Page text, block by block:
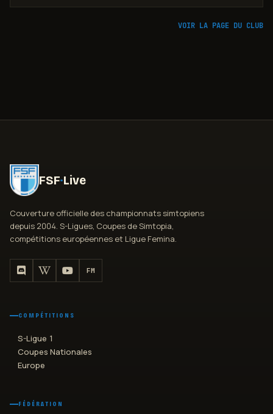
VOIR LA PAGE DU CLUB
FSF·Live
Couverture officielle des championnats simtopiens
depuis 2004. S-Ligues, Coupes de Simtopia,
compétitions européennes et Ligue Femina.
FM
COMPÉTITIONS
S-Ligue 1
Coupes Nationales
Europe
FÉDÉRATION